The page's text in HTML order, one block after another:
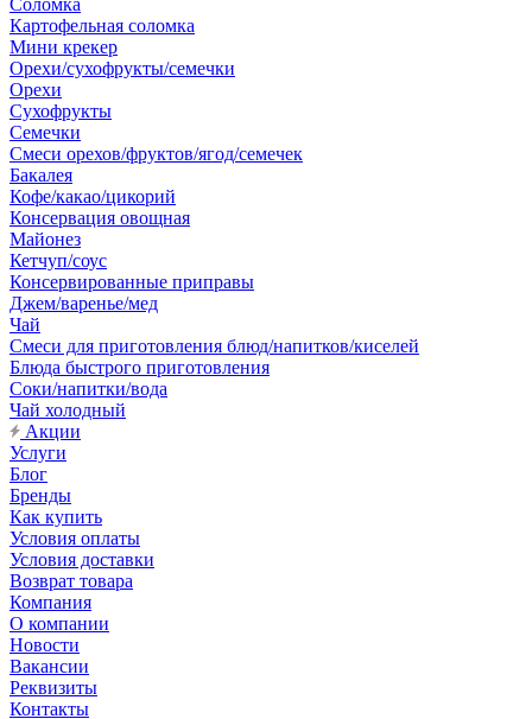
Соломка
Картофельная соломка
Мини крекер
Орехи/сухофрукты/семечки
Орехи
Сухофрукты
Семечки
Смеси орехов/фруктов/ягод/семечек
Бакалея
Кофе/какао/цикорий
Консервация овощная
Майонез
Кетчуп/соус
Консервированные приправы
Джем/варенье/мед
Чай
Смеси для приготовления блюд/напитков/киселей
Блюда быстрого приготовления
Соки/напитки/вода
Чай холодный
Акции
Услуги
Блог
Бренды
Как купить
Условия оплаты
Условия доставки
Возврат товара
Компания
О компании
Новости
Вакансии
Реквизиты
Контакты